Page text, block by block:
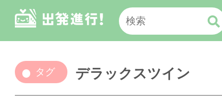
タグ デラックスツイン